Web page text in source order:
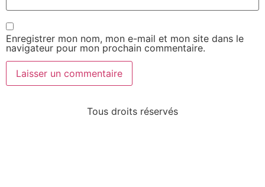
Enregistrer mon nom, mon e-mail et mon site dans le
navigateur pour mon prochain commentaire.
Tous droits réservés